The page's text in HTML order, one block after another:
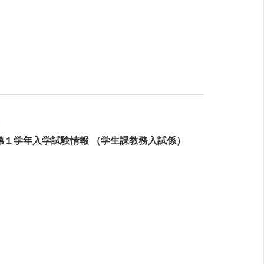
１学年入学試験情報 （学生課教務入試係）